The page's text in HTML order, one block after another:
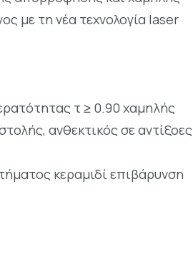
με τη νέα τεχνολογία laser
τ ≥ 0.90 χαμηλής
ανθεκτικός σε αντίξοες
κεραμιδί επιβάρυνση